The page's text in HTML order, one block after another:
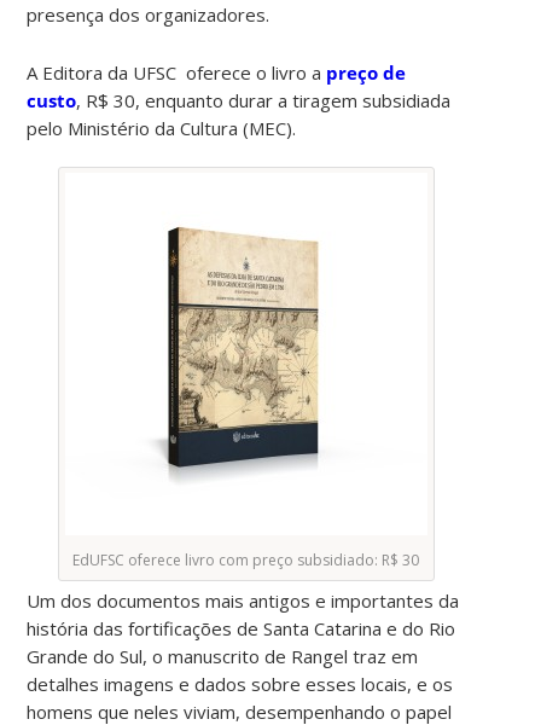
presença dos organizadores.
A Editora da UFSC oferece o livro a preço de
custo, R$ 30, enquanto durar a tiragem subsidiada
pelo Ministério da Cultura (MEC).
EdUFSC oferece livro com preço subsidiado: R$ 30
Um dos documentos mais antigos e importantes da
história das fortificações de Santa Catarina e do Rio
Grande do Sul, o manuscrito de Rangel traz em
detalhes imagens e dados sobre esses locais, e os
homens que neles viviam, desempenhando o papel